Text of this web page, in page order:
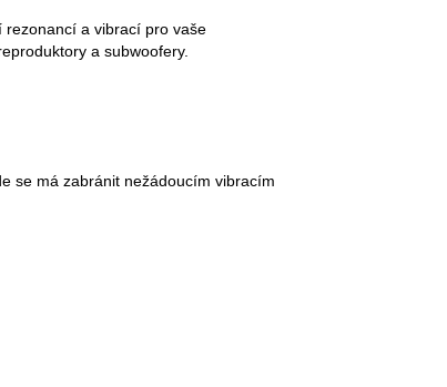
rezonancí a vibrací pro vaše
a subwoofery.
se má zabránit nežádoucím vibracím